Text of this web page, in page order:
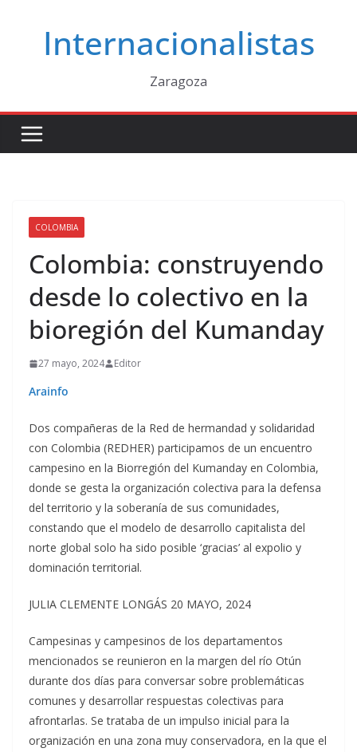
contenidoInternacionalistas
Zaragoza
COLOMBIA
Colombia: construyendo
desde lo colectivo en la
bioregión del Kumanday
27 mayo, 2024 Editor
Arainfo
Dos compañeras de la Red de hermandad y solidaridad
con Colombia (REDHER) participamos de un encuentro
campesino en la Biorregión del Kumanday en Colombia,
donde se gesta la organización colectiva para la defensa
del territorio y la soberanía de sus comunidades,
constando que el modelo de desarrollo capitalista del
norte global solo ha sido posible ‘gracias’ al expolio y
dominación territorial.
JULIA CLEMENTE LONGÁS 20 MAYO, 2024
Campesinas y campesinos de los departamentos
mencionados se reunieron en la margen del río Otún
durante dos días para conversar sobre problemáticas
comunes y desarrollar respuestas colectivas para
afrontarlas. Se trataba de un impulso inicial para la
organización en una zona muy conservadora, en la que el